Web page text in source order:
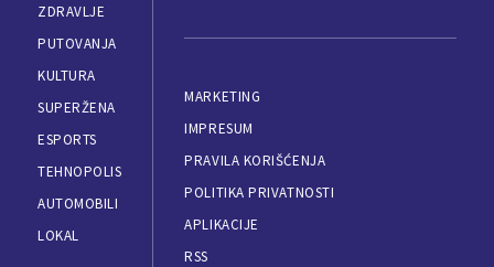
ZDRAVLJE
PUTOVANJA
KULTURA
SUPERŽENA
ESPORTS
TEHNOPOLIS
AUTOMOBILI
LOKAL
MARKETING
IMPRESUM
PRAVILA KORIŠĆENJA
POLITIKA PRIVATNOSTI
APLIKACIJE
RSS